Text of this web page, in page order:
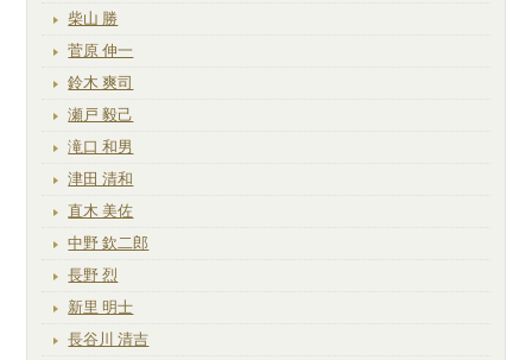
柴山 勝
菅原 伸一
鈴木 爽司
瀬戸 毅己
滝口 和男
津田 清和
直木 美佐
中野 欽二郎
長野 烈
新里 明士
長谷川 清吉